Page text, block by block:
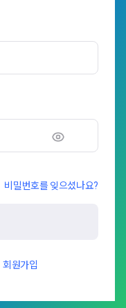
비밀번호를 잊으셨나요?
회원가입